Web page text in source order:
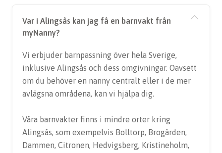
Var i Alingsås kan jag få en barnvakt från
myNanny?
Vi erbjuder barnpassning över hela Sverige,
inklusive Alingsås och dess omgivningar. Oavsett
om du behöver en nanny centralt eller i de mer
avlägsna områdena, kan vi hjälpa dig.
Våra barnvakter finns i mindre orter kring
Alingsås, som exempelvis Bolltorp, Brogården,
Dammen, Citronen, Hedvigsberg, Kristineholm,